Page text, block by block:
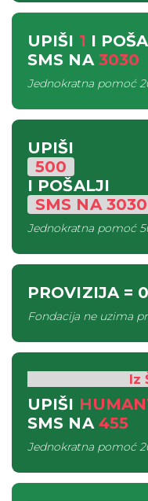
UPIŠI 1 I
SMS NA 3030
Jednokratna pomoć
UPIŠI
500
I POŠALJI
SMS NA3030
Jednokratna pomoć
PROVIZIJA=
Fondacija ne uzima
Iz
UPIŠI
SMS NA 455
Jednokratna pomoć